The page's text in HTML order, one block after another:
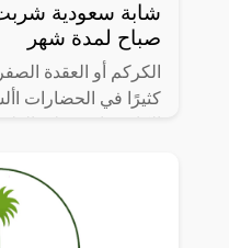
شابة سعودية
صباح لمدة شهر
الكركم أو العقدة
كثيرًا في الحضارات